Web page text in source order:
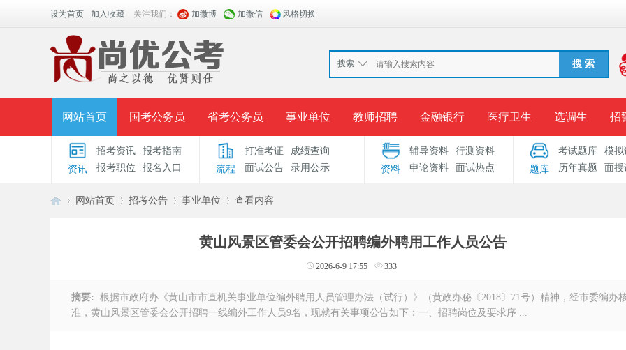
设为首页 加入收藏 关注我们： 加微博 加微信 风格切换
搜索 搜 索
网站首页 国考公务员 省考公务员 事业单位 教师招聘 金融银行 医疗卫生 选调生 招
面授课程 招考公告 面试公告 报考指导 准考证打印 成绩查询 录用公示 考
时政热点 视频课堂 名师团队 学员风采
资讯
招考资讯
报考指南
报考职位
报名入口 流程
打准考证
成绩查询
面试公告
录用公示 资料
辅导资料
行测资料
申论资料
面试热点 题库
考试题库
模拟
历年真题
面授
网站首页 招考公告 事业单位 查看内容
黄山风景区管委会公开招聘编外聘用工作人员公告
2026-6-9 17:55 333
摘要: 根据市政府办《黄山市市直机关事业单位编外聘用人员管理办法（试行）》（黄政办秘〔2018〕71号）精神，经市委编办
准，黄山风景区管委会公开招聘一线编外工作人员9名，现就有关事项公告如下：一、招聘岗位及要求序 ...